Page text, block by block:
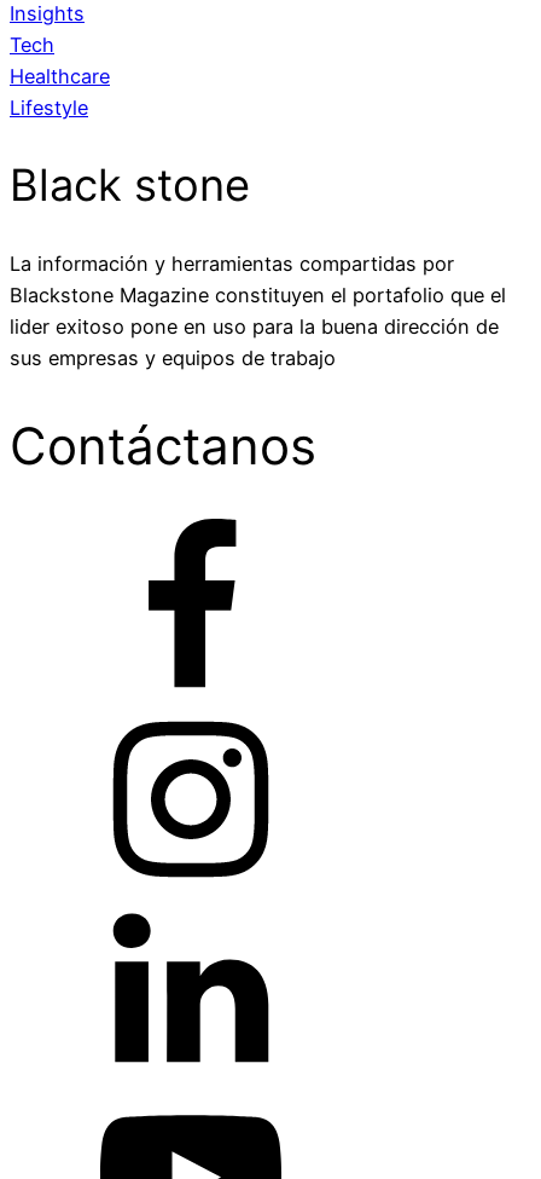
Insights
Tech
Healthcare
Lifestyle
Black stone
La información y herramientas compartidas por
Blackstone Magazine constituyen el portafolio que el
lider exitoso pone en uso para la buena dirección de
sus empresas y equipos de trabajo
Contáctanos